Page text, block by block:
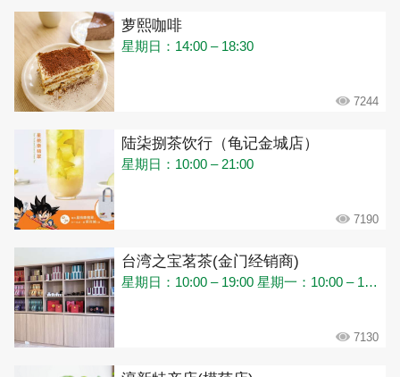
萝熙咖啡
星期日：14:00 – 18:30
7244
陆柒捌茶饮行（龟记金城店）
星期日：10:00 – 21:00
7190
台湾之宝茗茶(金门经销商)
星期日：10:00 – 19:00 星期一：10:00 – 19:00 星期二：10:00 – 19:00 星期三：10:00 – 19:00 星期四：10:00 – 19:00 星期五：10:00 – 19:00 星期六：10:00 – 19:00
7130